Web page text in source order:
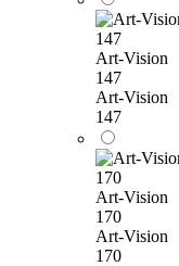
Art-Vision
147
Art-Vision
147
Art-Vision
170
Art-Vision
170